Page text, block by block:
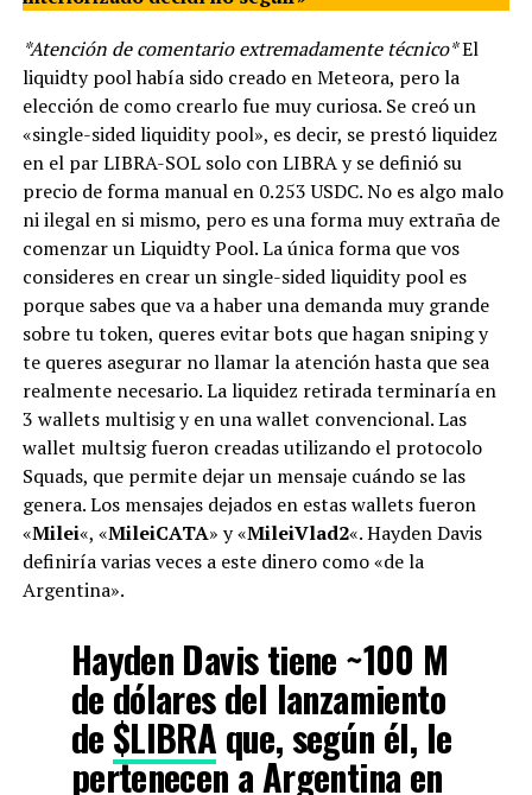
*Atención de comentario extremadamente técnico*El
liquidty pool había sido creado en Meteora, pero la
elección de como crearlo fue muy curiosa. Se creó un
«single-sided liquidity pool», es decir, se prestó liquidez
en el par LIBRA-SOL solo con LIBRA y se definió su
precio de forma manual en 0.253 USDC. No es algo malo
ni ilegal en si mismo, pero es una forma muy extraña de
comenzar un Liquidty Pool. La única forma que vos
consideres en crear un single-sided liquidity pool es
porque sabes que va a haber una demanda muy grande
sobre tu token, queres evitar bots que hagan sniping y
te queres asegurar no llamar la atención hasta que sea
realmente necesario. La liquidez retirada terminaría en
3 wallets multisig y en una wallet convencional. Las
wallet multsig fueron creadas utilizando el protocolo
Squads, que permite dejar un mensaje cuándo se las
genera. Los mensajes dejados en estas wallets fueron
«Milei«, «MileiCATA» y «MileiVlad2«. Hayden Davis
definiría varias veces a este dinero como «de la
Argentina».
Hayden Davis tiene ~100 M
de dólares del lanzamiento
de $LIBRA que, según él, le
pertenecen a Argentina en